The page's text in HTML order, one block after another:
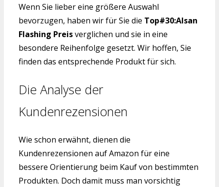
Wenn Sie lieber eine größere Auswahl
bevorzugen, haben wir für Sie die Top#30:Alsan
Flashing Preisverglichen und sie in eine
besondere Reihenfolge gesetzt. Wir hoffen, Sie
finden das entsprechende Produkt für sich.
Die Analyse der
Kundenrezensionen
Wie schon erwähnt, dienen die
Kundenrezensionen auf Amazon für eine
bessere Orientierung beim Kauf von bestimmten
Produkten. Doch damit muss man vorsichtig